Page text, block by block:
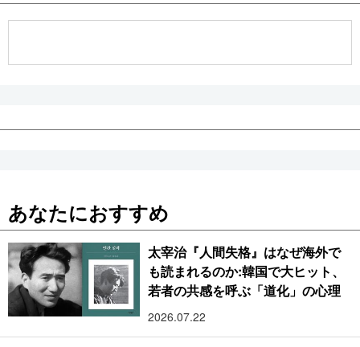
あなたにおすすめ
太宰治『人間失格』はなぜ海外で
も読まれるのか:韓国で大ヒット、
若者の共感を呼ぶ「道化」の心理
2026.07.22